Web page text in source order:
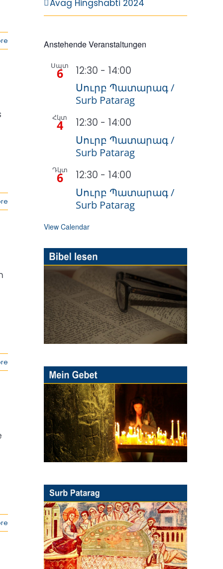
Avag Hingshabti 2024
Anstehende Veranstaltungen
Սպտ
6 12:30 - 14:00
Սուրբ Պատարագ /
Surb Patarag
Հկտ
4 12:30 - 14:00
Սուրբ Պատարագ /
Surb Patarag
Դկտ
6 12:30 - 14:00
Սուրբ Պատարագ /
Surb Patarag
View Calendar